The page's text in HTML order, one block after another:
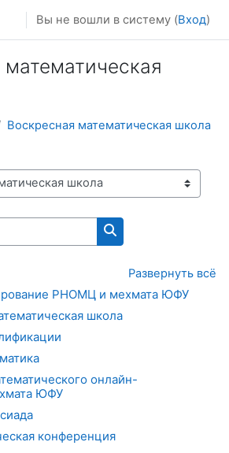
Вы не вошли в систему (Вход)
Воскресная математическая школа
Поиск курса
Развернуть всё
РНОМЦ и мехмата ЮФУ
школа
онлайн-
ЮФУ
конференция